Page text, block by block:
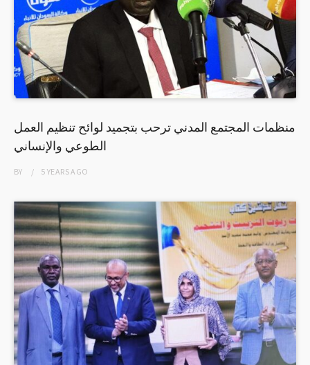
منظمات المجتمع المدني ترحب بتجميد لوائح تنظيم العمل
الطوعي والإنساني
BY 5 YEARSAGO